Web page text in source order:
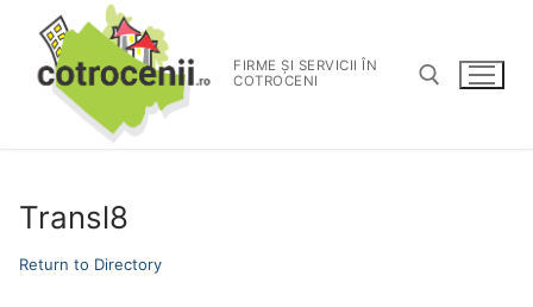
FIRME ȘI SERVICII ÎN
COTROCENI
Transl8
Return to Directory